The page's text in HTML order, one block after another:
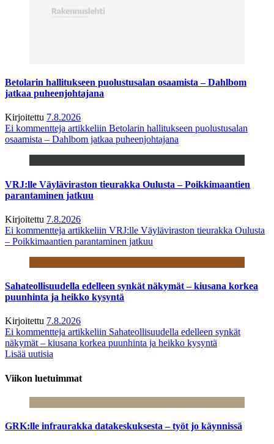
Betolarin hallitukseen puolustusalan osaamista – Dahlbom
jatkaa puheenjohtajana
Kirjoitettu 7.8.2026
Ei kommentteja artikkeliin Betolarin hallitukseen puolustusalan
osaamista – Dahlbom jatkaa puheenjohtajana
VRJ:lle Väyläviraston tieurakka Oulusta – Poikkimaantien
parantaminen jatkuu
Kirjoitettu 7.8.2026
Ei kommentteja artikkeliin VRJ:lle Väyläviraston tieurakka Oulusta
– Poikkimaantien parantaminen jatkuu
Sahateollisuudella edelleen synkät näkymät – kiusana korkea
puunhinta ja heikko kysyntä
Kirjoitettu 7.8.2026
Ei kommentteja artikkeliin Sahateollisuudella edelleen synkät
näkymät – kiusana korkea puunhinta ja heikko kysyntä
Lisää uutisia
Viikon luetuimmat
GRK:lle infraurakka datakeskuksesta – työt jo käynnissä